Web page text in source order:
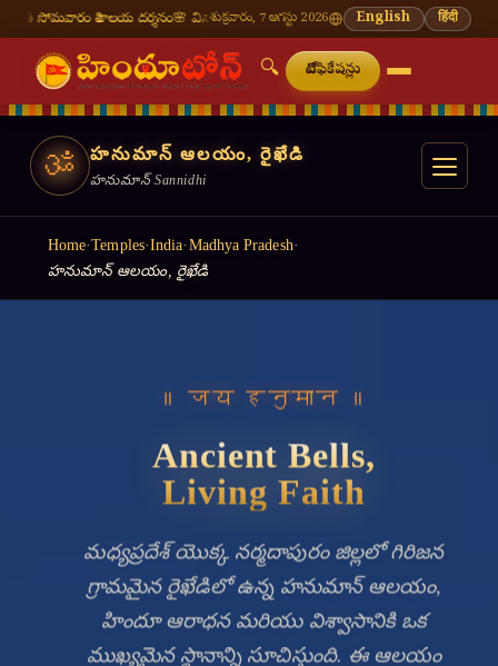
దర్శనం🌸 వినాయక చవితి — భాద్రపద శుద్ధ చవితి⛩ తిరుమల తిరుపతి — నేటి
శుక్రవారం, 7 ఆగస్టు 2026 English हिंदी
🔍 నోటిఫికేషన్లు
ॐ హనుమాన్ ఆలయం, రైఖేడి
హనుమాన్ Sannidhi
Home·Temples·India· Madhya Pradesh·
హనుమాన్ ఆలయం, రైఖేడి
॥ जय हनुमान ॥
Ancient Bells,
Living Faith
మధ్యప్రదేశ్ యొక్క నర్మదాపురం జిల్లలో గిరిజన
గ్రామమైన రైఖేడిలో ఉన్న హనుమాన్ ఆలయం,
హిందూ ఆరాధన మరియు విశ్వాసానికి ఒక
ముఖ్యమైన స్థానాన్ని సూచిస్తుంది. ఈ ఆలయం